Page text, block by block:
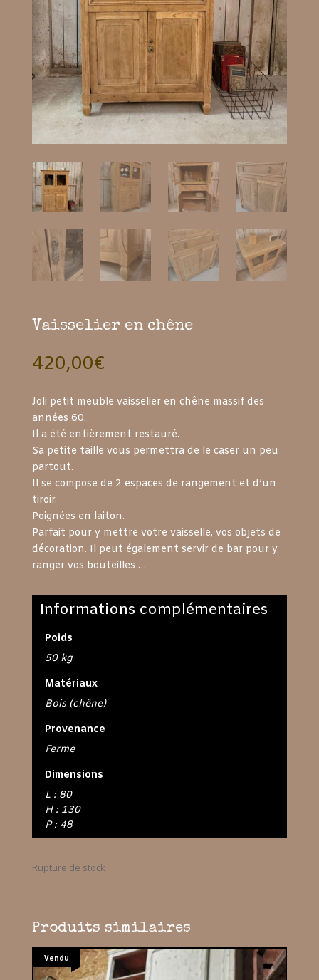
Vaisselier en chêne
420,00€
Joli petit meuble vaisselier en chêne massif des
années 60.
Il a été entièrement restauré.
Sa petite taille vous permettra de le caser un peu
partout.
Il se compose de 2 espaces de rangement et d’un
tiroir.
Poignées en laiton.
Parfait pour y mettre votre vaisselle, vos objets de
décoration. Il peut également servir de bar pour y
ranger vos bouteilles …
Informations complémentaires
Poids
50 kg
Matériaux
Bois (chêne)
Provenance
Ferme
Dimensions
L : 80
H : 130
P : 48
Rupture de stock
Produits similaires
Vendu